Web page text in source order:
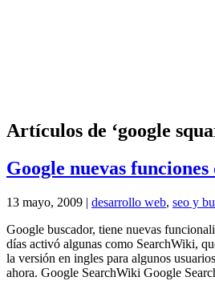
Artículos de ‘google
Google nuevas funciones
13 mayo, 2009 | desarrollo web, seo y
Google buscador, tiene nuevas
días activó algunas como SearchWiki,
la versión en ingles para algunos
ahora. Google SearchWiki Google